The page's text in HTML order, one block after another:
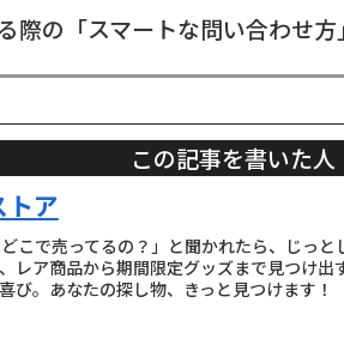
際の「スマートな問い合わせ方」
この記事を書いた人
トア
どこで売ってるの？」と聞かれたら、じっ
レア商品から期間限定グッズまで見つけ
び。あなたの探し物、きっと見つけます！